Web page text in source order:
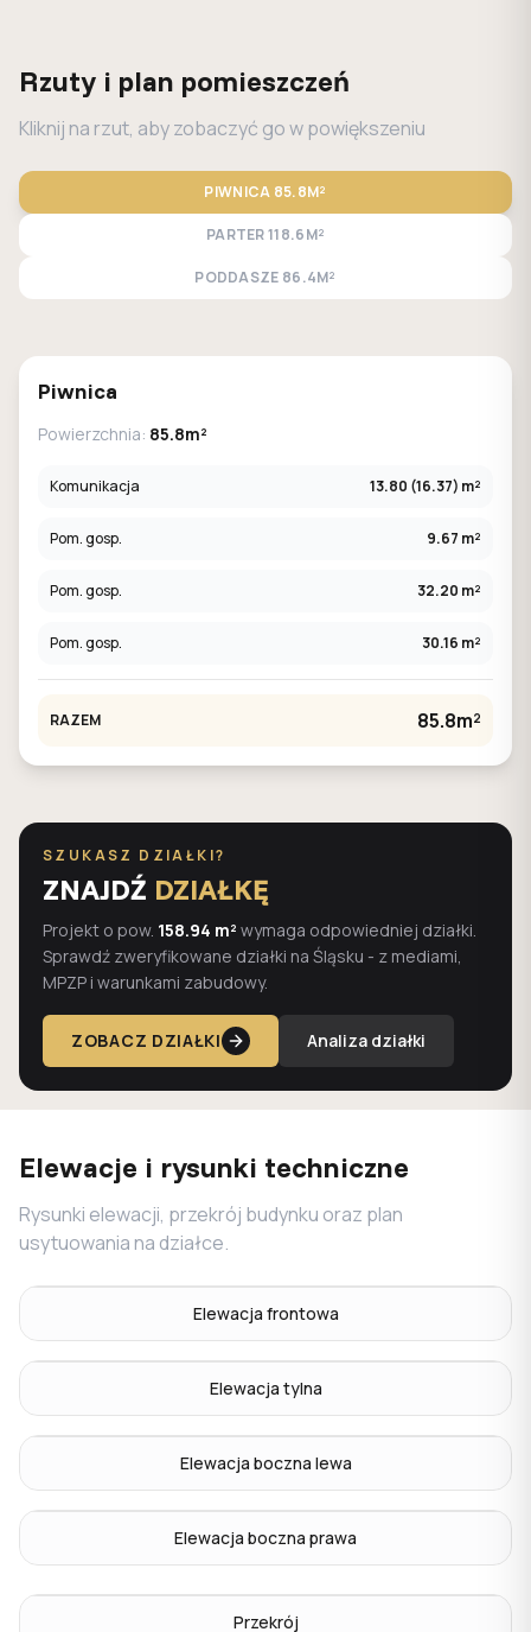
Rzuty i plan pomieszczeń
Kliknij na rzut, aby zobaczyć go w powiększeniu
PIWNICA 85.8M²
PARTER118.6M²
PODDASZE 86.4M²
Piwnica
Powierzchnia: 85.8m²
Komunikacja 13.80 (16.37) m²
Pom. gosp. 9.67 m²
Pom. gosp. 32.20 m²
Pom. gosp. 30.16 m²
RAZEM 85.8m²
SZUKASZ DZIAŁKI?
ZNAJDŹ DZIAŁKĘ
Projekt o pow. 158.94 m² wymaga odpowiedniej działki.
Sprawdź zweryfikowane działki na Śląsku - z mediami,
MPZP i warunkami zabudowy.
ZOBACZ DZIAŁKI Analiza działki
Elewacje i rysunki techniczne
Rysunki elewacji, przekrój budynku oraz plan
usytuowania na działce.
Elewacja frontowa
Elewacja tylna
Elewacja boczna lewa
Elewacja boczna prawa
Przekrój